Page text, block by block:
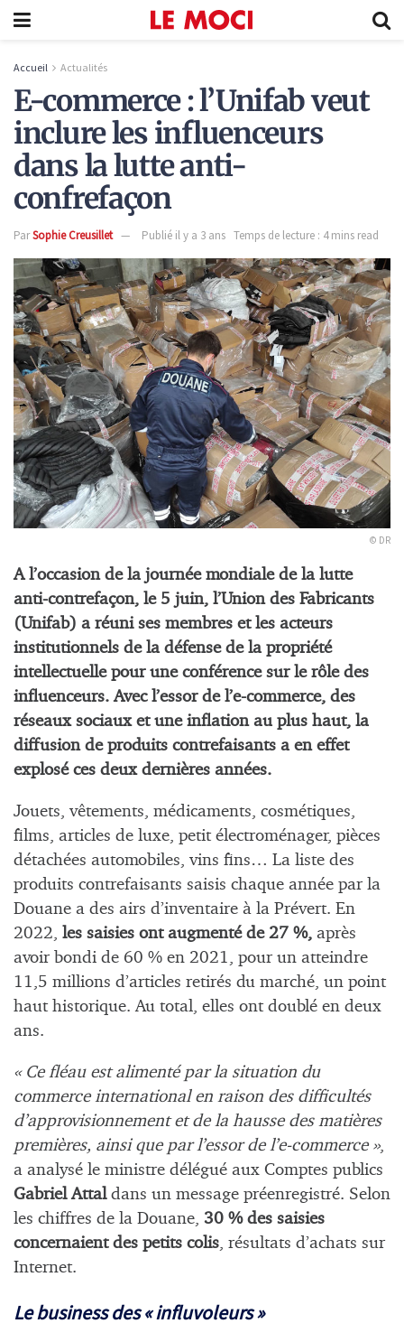
Accueil Actualités
E-commerce : l’Unifab veut
inclure les influenceurs
dans la lutte anti-
confrefaçon
ParSophie Creusillet Publié il y a 3 ans Temps de lecture : 4 mins read
© DR
A l’occasion de la journée mondiale de la lutte
anti-contrefaçon, le 5 juin, l’Union des Fabricants
(Unifab) a réuni ses membres et les acteurs
institutionnels de la défense de la propriété
intellectuelle pour une conférence sur le rôle des
influenceurs. Avec l’essor de l’e-commerce, des
réseaux sociaux et une inflation au plus haut, la
diffusion de produits contrefaisants a en effet
explosé ces deux dernières années.
Jouets, vêtements, médicaments, cosmétiques,
films, articles de luxe, petit électroménager, pièces
détachées automobiles, vins fins… La liste des
produits contrefaisants saisis chaque année par la
Douane a des airs d’inventaire à la Prévert. En
2022, les saisies ont augmenté de 27 %, après
avoir bondi de 60 % en 2021, pour un atteindre
11,5 millions d’articles retirés du marché, un point
haut historique. Au total, elles ont doublé en deux
ans.
« Ce fléau est alimenté par la situation du
commerce international en raison des difficultés
d’approvisionnement et de la hausse des matières
premières, ainsi que par l’essor de l’e-commerce »,
a analysé le ministre délégué aux Comptes publics
Gabriel Attaldans un message préenregistré. Selon
les chiffres de la Douane, 30 % des saisies
concernaient des petits colis, résultats d’achats sur
Internet.
Le business des « influvoleurs »